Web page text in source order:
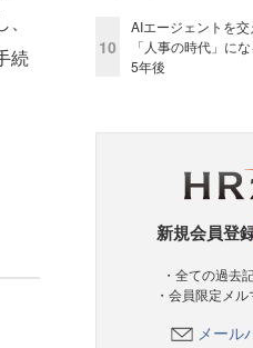
続
10
AIエージェントを
「人事の時代」に
5年後
新規会員登
・全ての過去
・会員限定メ
メール